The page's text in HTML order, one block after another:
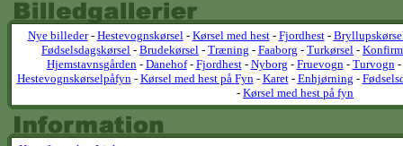
Nye billeder- Hestevognskørsel- Kørsel med hest- Fjordhest-
Fødselsdagskørsel - Brudekørsel - Træning - Faaborg - Turkørsel -
Hjemstavnsgården- Danehof- Fjordhest- Nyborg - Fruevogn- Turvogn-
Hestevognskørselpåfyn- Kørsel med hest på Fyn- Karet- Enhjørning -
- Kørsel med hest på fyn